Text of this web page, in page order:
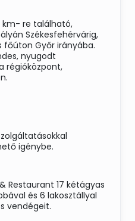
km- re található,
Székesfehérvárig,
főúton Győr irányába.
nyugodt
régióközpont,
igénybe.
Restaurant 17 kétágyas
és 6 lakosztállyal
vendégeit.